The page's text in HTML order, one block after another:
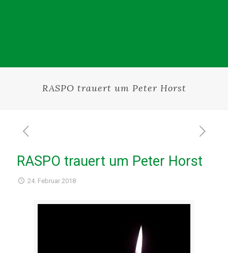
RASPO trauert um Peter Horst
RASPO trauert um Peter Horst
24. Februar 2018